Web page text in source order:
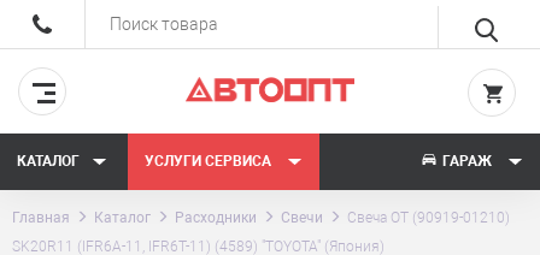
КАТАЛОГ УСЛУГИ СЕРВИСА ГАРАЖ
Главная Каталог Расходники Свечи
Свеча ОТ (90919-01210)
SK20R11 (IFR6A-11, IFR6T-11) (4589) "TOYOTA" (Япония)